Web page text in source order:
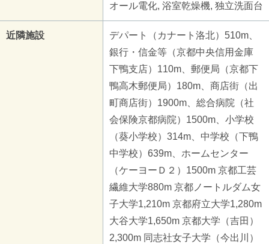
オール電化, 浴室乾燥機, 独立洗面台
近隣施設
デパート（カナート洛北）510m、
銀行・信金等（京都中央信用金庫
下鴨支店）110m、郵便局（京都下
鴨高木郵便局）180m、商店街（出
町商店街）1900m、総合病院（社
会保険京都病院）1500m、小学校
（葵小学校）314m、中学校（下鴨
中学校）639m、ホームセンター
（ケーヨーＤ２）1500m 京都工芸
繊維大学880m 京都ノートルダム女
子大学1,210m 京都府立大学1,280m
大谷大学1,650m 京都大学（吉田）
2,300m 同志社女子大学（今出川）